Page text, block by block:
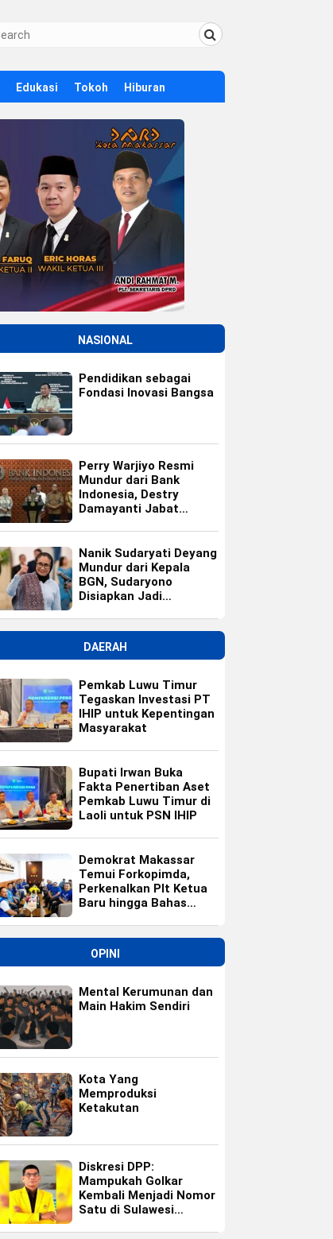
Edukasi Tokoh Hiburan
NASIONAL
Pendidikan sebagai
Fondasi Inovasi Bangsa
Perry Warjiyo Resmi
Mundur dari Bank
Indonesia, Destry
Damayanti Jabat
Nanik Sudaryati Deyang
Mundur dari Kepala
BGN, Sudaryono
Disiapkan Jadi
DAERAH
Pemkab Luwu Timur
Tegaskan Investasi PT
IHIP untuk Kepentingan
Masyarakat
Bupati Irwan Buka
Fakta Penertiban Aset
Pemkab Luwu Timur di
Laoli untuk PSN IHIP
Demokrat Makassar
Temui Forkopimda,
Perkenalkan Plt Ketua
Baru hingga Bahas
OPINI
Mental Kerumunan dan
Main Hakim Sendiri
Kota Yang
Memproduksi
Ketakutan
Diskresi DPP:
Mampukah Golkar
Kembali Menjadi Nomor
Satu di Sulawesi